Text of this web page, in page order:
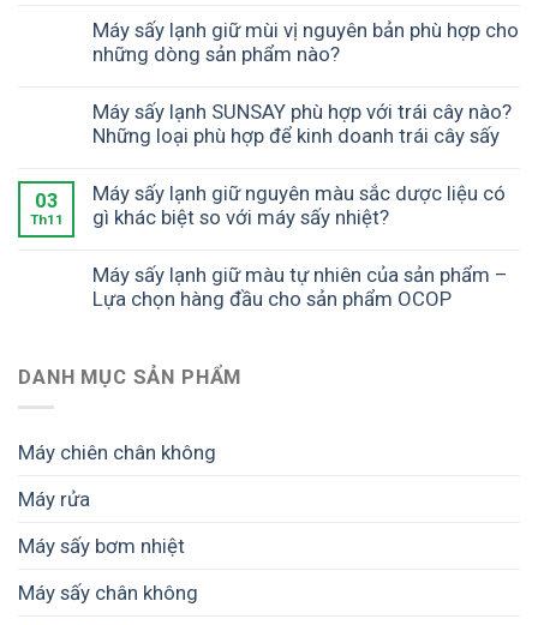
Máy sấy lạnh giữ mùi vị nguyên bản phù hợp cho
những dòng sản phẩm nào?
Máy sấy lạnh SUNSAY phù hợp với trái cây nào?
Những loại phù hợp để kinh doanh trái cây sấy
03
Th11
Máy sấy lạnh giữ nguyên màu sắc dược liệu có
gì khác biệt so với máy sấy nhiệt?
Máy sấy lạnh giữ màu tự nhiên của sản phẩm –
Lựa chọn hàng đầu cho sản phẩm OCOP
DANH MỤC SẢN PHẨM
Máy chiên chân không
Máy rửa
Máy sấy bơm nhiệt
Máy sấy chân không